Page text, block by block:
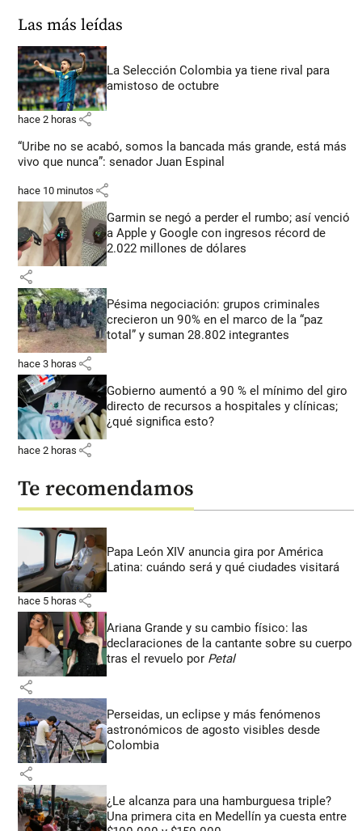
Las más leídas
La Selección Colombia ya tiene rival para
amistoso de octubre
hace 2 horas share
“Uribe no se acabó, somos la bancada más grande, está más
vivo que nunca”: senador Juan Espinal
hace 10 minutos share
Garmin se negó a perder el rumbo; así venció
a Apple y Google con ingresos récord de
2.022 millones de dólares
share
Pésima negociación: grupos criminales
crecieron un 90% en el marco de la “paz
total” y suman 28.802 integrantes
hace 3 horas share
Gobierno aumentó a 90 % el mínimo del giro
directo de recursos a hospitales y clínicas;
¿qué significa esto?
hace 2 horas share
Te recomendamos
Papa León XIV anuncia gira por América
Latina: cuándo será y qué ciudades visitará
hace 5 horas share
Ariana Grande y su cambio físico: las
declaraciones de la cantante sobre su cuerpo
tras el revuelo por Petal
share
Perseidas, un eclipse y más fenómenos
astronómicos de agosto visibles desde
Colombia
share
¿Le alcanza para una hamburguesa triple?
Una primera cita en Medellín ya cuesta entre